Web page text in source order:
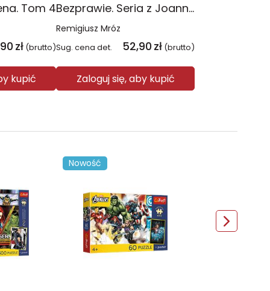
Tom 4
zł (brutto)
kupić
Bezprawie. Seria z Joanną Chyłką. Tom 20
Remigiusz Mróz
Sug. cena det. 52,90 zł (brutto)
Zaloguj się, aby kupić
Nowość